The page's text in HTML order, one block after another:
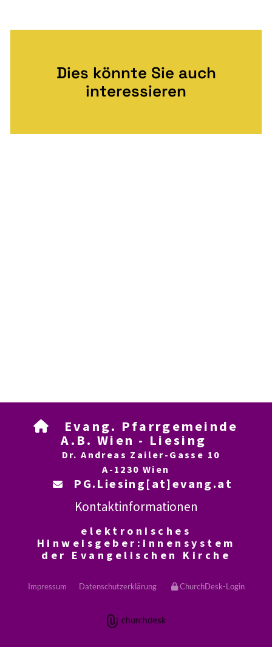
Dies könnte Sie auch
interessieren

Evang. Pfarrgemeinde
A.B. Wien - Liesing
Dr. Andreas Zailer-Gasse 10
A-1230 Wien
 PG.Liesing[at]evang.at
Kontaktinformationen
elektronisches
Hinweisgeber:innensystem
der Evangelischen Kirche
Impressum Datenschutzerklärung ChurchDesk-Login